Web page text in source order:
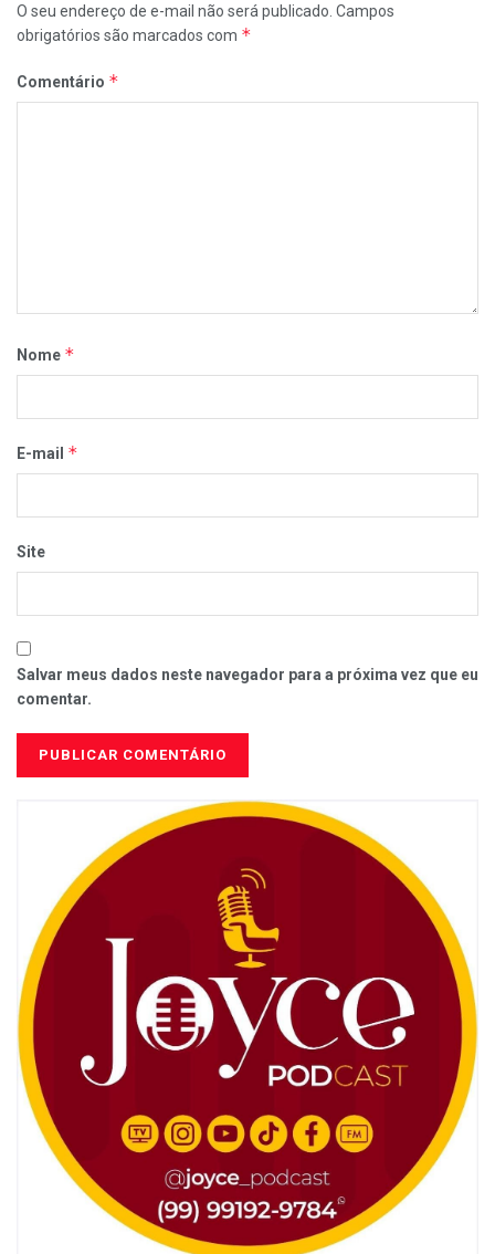
O seu endereço de e-mail não será publicado. Campos
obrigatórios são marcados com *
Comentário *
Nome *
E-mail *
Site
Salvar meus dados neste navegador para a próxima vez que eu
comentar.